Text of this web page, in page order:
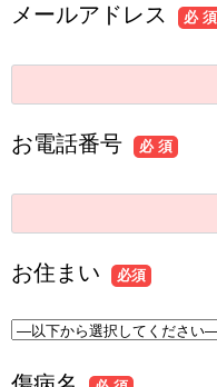
メールアドレス 必 須
お電話番号 必 須
お住まい 必須